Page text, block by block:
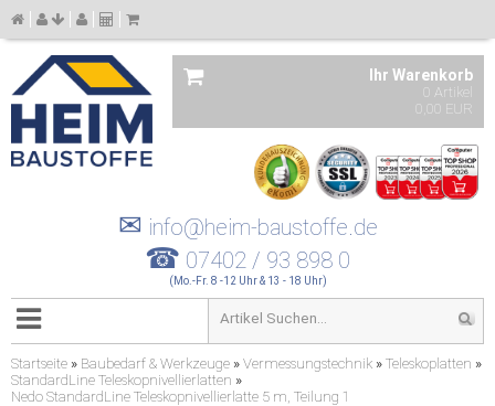
Ihr Warenkorb
0 Artikel
0,00 EUR
✉ info@heim-baustoffe.de
☎ 07402 / 93 898 0
(Mo.-Fr. 8 -12 Uhr & 13 - 18 Uhr)
Startseite » Baubedarf & Werkzeuge » Vermessungstechnik » Teleskoplatten »
StandardLine Teleskopnivellierlatten »
Nedo StandardLine Teleskopnivellierlatte 5 m, Teilung 1